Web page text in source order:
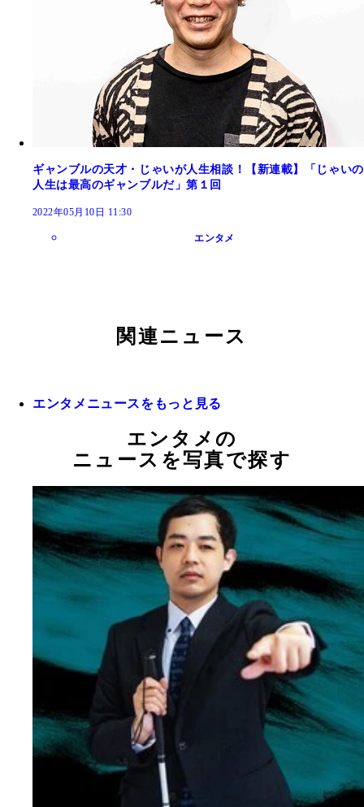
ギャンブルの天才・じゃいが人生相談！【新連載】「じゃいの
人生は最高のギャンブルだ」第１回
2022年05月10日 11:30
エンタメ
関連ニュース
エンタメニュースをもっと見る
エンタメの
ニュースを写真で探す